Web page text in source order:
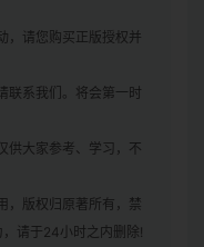
请您购买正版授权并
系我们。将会第一时
大家参考、学习，不
版权归原著所有，禁
请于24小时之内删除!